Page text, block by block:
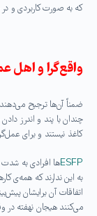
که به صورت کاربردی و در
واقع‌گرا و اهل
ضمناً آن‌ها ترجیح می‌دهند
چندان با پند و اندرز
کاغذ نیستند و برای
ESFPها افرادی به
به این ندارند که همه‌ی
اتفاقات آن برایشان
می‌کنند هیجان نهفته در